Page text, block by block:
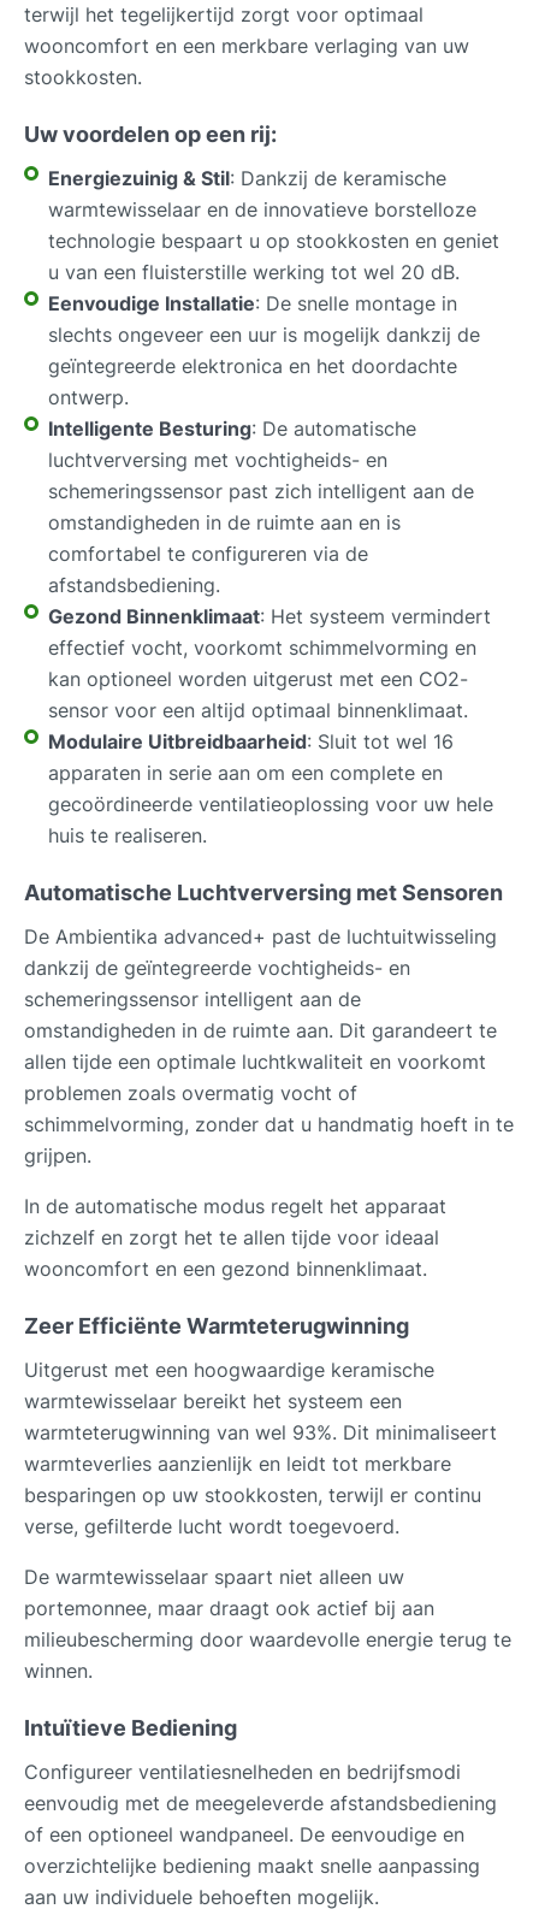
terwijl het tegelijkertijd zorgt voor optimaal
wooncomfort en een merkbare verlaging van uw
stookkosten.
Uw voordelen op een rij:
Energiezuinig & Stil: Dankzij de keramische
warmtewisselaar en de innovatieve borstelloze
technologie bespaart u op stookkosten en geniet
u van een fluisterstille werking tot wel 20 dB.
Eenvoudige Installatie: De snelle montage in
slechts ongeveer een uur is mogelijk dankzij de
geïntegreerde elektronica en het doordachte
ontwerp.
Intelligente Besturing: De automatische
luchtverversing met vochtigheids- en
schemeringssensor past zich intelligent aan de
omstandigheden in de ruimte aan en is
comfortabel te configureren via de
afstandsbediening.
Gezond Binnenklimaat: Het systeem vermindert
effectief vocht, voorkomt schimmelvorming en
kan optioneel worden uitgerust met een CO2-
sensor voor een altijd optimaal binnenklimaat.
Modulaire Uitbreidbaarheid: Sluit tot wel 16
apparaten in serie aan om een complete en
gecoördineerde ventilatieoplossing voor uw hele
huis te realiseren.
Automatische Luchtverversing met Sensoren
De Ambientika advanced+ past de luchtuitwisseling
dankzij de geïntegreerde vochtigheids- en
schemeringssensor intelligent aan de
omstandigheden in de ruimte aan. Dit garandeert te
allen tijde een optimale luchtkwaliteit en voorkomt
problemen zoals overmatig vocht of
schimmelvorming, zonder dat u handmatig hoeft in te
grijpen.
In de automatische modus regelt het apparaat
zichzelf en zorgt het te allen tijde voor ideaal
wooncomfort en een gezond binnenklimaat.
Zeer Efficiënte Warmteterugwinning
Uitgerust met een hoogwaardige keramische
warmtewisselaar bereikt het systeem een
warmteterugwinning van wel 93%. Dit minimaliseert
warmteverlies aanzienlijk en leidt tot merkbare
besparingen op uw stookkosten, terwijl er continu
verse, gefilterde lucht wordt toegevoerd.
De warmtewisselaar spaart niet alleen uw
portemonnee, maar draagt ook actief bij aan
milieubescherming door waardevolle energie terug te
winnen.
Intuïtieve Bediening
Configureer ventilatiesnelheden en bedrijfsmodi
eenvoudig met de meegeleverde afstandsbediening
of een optioneel wandpaneel. De eenvoudige en
overzichtelijke bediening maakt snelle aanpassing
aan uw individuele behoeften mogelijk.